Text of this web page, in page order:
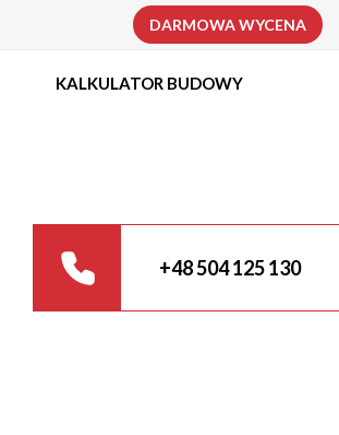
DARMOWA WYCENA
KALKULATOR BUDOWY
+48 504 125 130